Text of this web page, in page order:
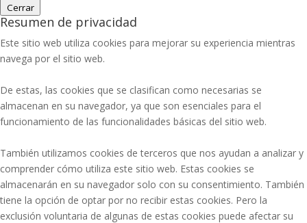
Cerrar
Resumen de privacidad
Este sitio web utiliza cookies para mejorar su experiencia mientras
navega por el sitio web.
De estas, las cookies que se clasifican como necesarias se
almacenan en su navegador, ya que son esenciales para el
funcionamiento de las funcionalidades básicas del sitio web.
También utilizamos cookies de terceros que nos ayudan a analizar y
comprender cómo utiliza este sitio web. Estas cookies se
almacenarán en su navegador solo con su consentimiento. También
tiene la opción de optar por no recibir estas cookies. Pero la
exclusión voluntaria de algunas de estas cookies puede afectar su